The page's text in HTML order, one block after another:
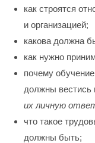
как строятся
и организацией;
какова должна
как нужно
почему
должны вестись
их личную
что такое
должны быть;